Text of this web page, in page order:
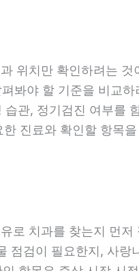
위치만 확인하려는
봐야 할 기준을 비교
관, 정기검진 여부를
진료와 확인할 항목
로 치과를 찾는지 먼
점검이 필요한지, 사